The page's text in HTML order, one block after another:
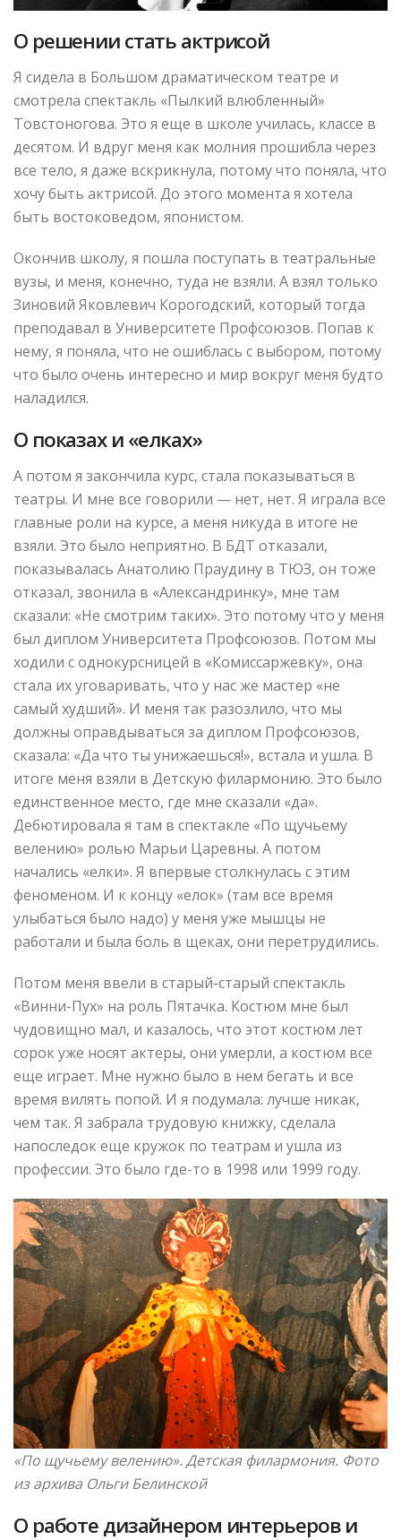
О решении стать актрисой
Я сидела в Большом драматическом театре и
смотрела спектакль «Пылкий влюбленный»
Товстоногова. Это я еще в школе училась, классе в
десятом. И вдруг меня как молния прошибла через
все тело, я даже вскрикнула, потому что поняла, что
хочу быть актрисой. До этого момента я хотела
быть востоковедом, японистом.
Окончив школу, я пошла поступать в театральные
вузы, и меня, конечно, туда не взяли. А взял только
Зиновий Яковлевич Корогодский, который тогда
преподавал в Университете Профсоюзов. Попав к
нему, я поняла, что не ошиблась с выбором, потому
что было очень интересно и мир вокруг меня будто
наладился.
О показах и «елках»
А потом я закончила курс, стала показываться в
театры. И мне все говорили — нет, нет. Я играла все
главные роли на курсе, а меня никуда в итоге не
взяли. Это было неприятно. В БДТ отказали,
показывалась Анатолию Праудину в ТЮЗ, он тоже
отказал, звонила в «Александринку», мне там
сказали: «Не смотрим таких». Это потому что у меня
был диплом Университета Профсоюзов. Потом мы
ходили с однокурсницей в «Комиссаржевку», она
стала их уговаривать, что у нас же мастер «не
самый худший». И меня так разозлило, что мы
должны оправдываться за диплом Профсоюзов,
сказала: «Да что ты унижаешься!», встала и ушла. В
итоге меня взяли в Детскую филармонию. Это было
единственное место, где мне сказали «да».
Дебютировала я там в спектакле «По щучьему
велению» ролью Марьи Царевны. А потом
начались «елки». Я впервые столкнулась с этим
феноменом. И к концу «елок» (там все время
улыбаться было надо) у меня уже мышцы не
работали и была боль в щеках, они перетрудились.
Потом меня ввели в старый-старый спектакль
«Винни-Пух» на роль Пятачка. Костюм мне был
чудовищно мал, и казалось, что этот костюм лет
сорок уже носят актеры, они умерли, а костюм все
еще играет. Мне нужно было в нем бегать и все
время вилять попой. И я подумала: лучше никак,
чем так. Я забрала трудовую книжку, сделала
напоследок еще кружок по театрам и ушла из
профессии. Это было где-то в 1998 или 1999 году.
«По щучьему велению». Детская филармония. Фото
из архива Ольги Белинской
О работе дизайнером интерьеров и